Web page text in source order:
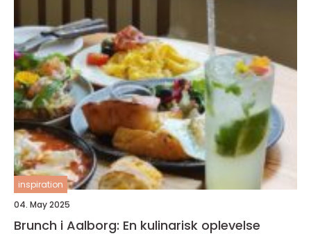
inspiration
04. May 2025
Brunch i Aalborg: En kulinarisk oplevelse